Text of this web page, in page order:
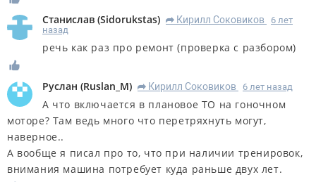
Станислав (Sidorukstas) R Кирилл Соковиков
6 лет
назад
речь как раз про ремонт (проверка с разбором)
Руслан (Ruslan_M) R Кирилл Соковиков 6 лет назад
А что включается в плановое ТО на гоночном
моторе? Там ведь много что перетряхнуть могут,
наверное..
А вообще я писал про то, что при наличии тренировок,
внимания машина потребует куда раньше двух лет.